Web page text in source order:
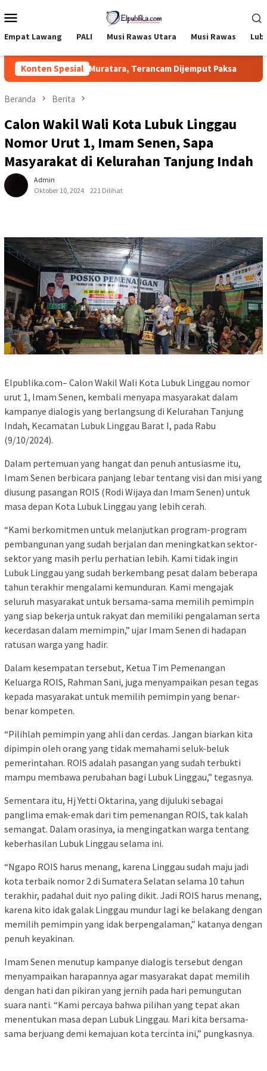
ke
Mobile
Empat Lawang PALI Musi Rawas Utara Musi Rawas
Konten Spesial
Maut di Muratara, Terancam Dijemput Paksa
Beranda Berita
Calon Wakil Wali Kota Lubuk Linggau
Nomor Urut 1, Imam Senen, Sapa
Masyarakat di Kelurahan Tanjung Indah
Admin
Oktober 10, 2024
221 Dilihat
Elpublika.com– Calon Wakil Wali Kota Lubuk Linggau nomor
urut 1, Imam Senen, kembali menyapa masyarakat dalam
kampanye dialogis yang berlangsung di Kelurahan Tanjung
Indah, Kecamatan Lubuk Linggau Barat I, pada Rabu
(9/10/2024).
Dalam pertemuan yang hangat dan penuh antusiasme itu,
Imam Senen berbicara panjang lebar tentang visi dan misi yang
diusung pasangan ROIS (Rodi Wijaya dan Imam Senen) untuk
masa depan Kota Lubuk Linggau yang lebih cerah.
“Kami berkomitmen untuk melanjutkan program-program
pembangunan yang sudah berjalan dan meningkatkan sektor-
sektor yang masih perlu perhatian lebih. Kami tidak ingin
Lubuk Linggau yang sudah berkembang pesat dalam beberapa
tahun terakhir mengalami kemunduran. Kami mengajak
seluruh masyarakat untuk bersama-sama memilih pemimpin
yang siap bekerja untuk rakyat dan memiliki pengalaman serta
kecerdasan dalam memimpin,” ujar Imam Senen di hadapan
ratusan warga yang hadir.
Dalam kesempatan tersebut, Ketua Tim Pemenangan
Keluarga ROIS, Rahman Sani, juga menyampaikan pesan tegas
kepada masyarakat untuk memilih pemimpin yang benar-
benar kompeten.
“Pilihlah pemimpin yang ahli dan cerdas. Jangan biarkan kita
dipimpin oleh orang yang tidak memahami seluk-beluk
pemerintahan. ROIS adalah pasangan yang sudah terbukti
mampu membawa perubahan bagi Lubuk Linggau,” tegasnya.
Sementara itu, Hj Yetti Oktarina, yang dijuluki sebagai
panglima emak-emak dari tim pemenangan ROIS, tak kalah
semangat. Dalam orasinya, ia mengingatkan warga tentang
keberhasilan Lubuk Linggau selama ini.
“Ngapo ROIS harus menang, karena Linggau sudah maju jadi
kota terbaik nomor 2 di Sumatera Selatan selama 10 tahun
terakhir, padahal duit nyo paling dikit. Jadi ROIS harus menang,
karena kito idak galak Linggau mundur lagi ke belakang dengan
memilih pemimpin yang idak berpengalaman,” katanya dengan
penuh keyakinan.
Imam Senen menutup kampanye dialogis tersebut dengan
menyampaikan harapannya agar masyarakat dapat memilih
dengan hati dan pikiran yang jernih pada hari pemungutan
suara nanti. “Kami percaya bahwa pilihan yang tepat akan
menentukan masa depan Lubuk Linggau. Mari kita bersama-
sama berjuang demi kemajuan kota tercinta ini,” pungkasnya.